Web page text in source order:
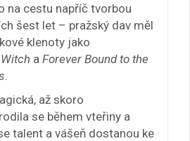
na cestu napříč tvorbou
šest let – pražský dav měl
klenoty jako
a Forever Bound to the
až skoro
se během vteřiny a
talent a vášeň dostanou ke